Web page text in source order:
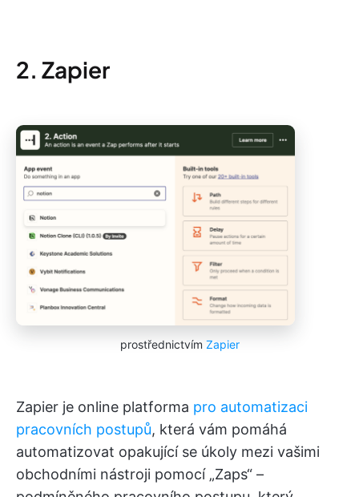
2. Zapier
prostřednictvím Zapier
Zapier je online platforma pro automatizaci
pracovních postupů, která vám pomáhá
automatizovat opakující se úkoly mezi vašimi
obchodními nástroji pomocí „Zaps“ –